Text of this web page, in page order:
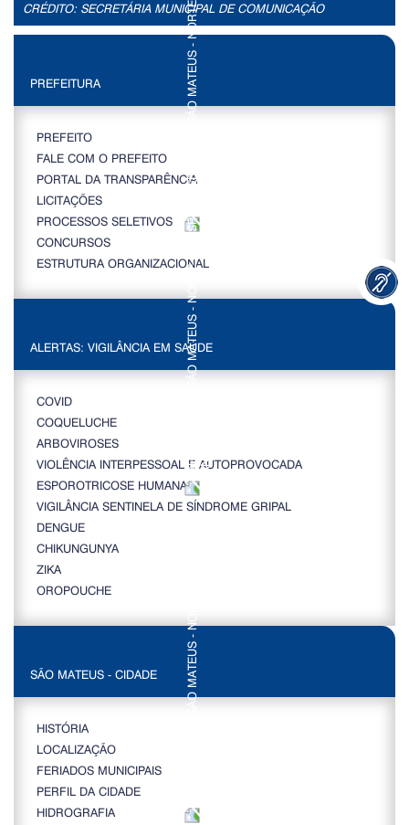
CRÉDITO: SECRETÁRIA MUNICIPAL DE COMUNICAÇÃO
PREFEITURA
PREFEITO
FALE COM O PREFEITO
PORTAL DA TRANSPARÊNCIA
LICITAÇÕES
PROCESSOS SELETIVOS
CONCURSOS
ESTRUTURA ORGANIZACIONAL
ALERTAS: VIGILÂNCIA EM SAÚDE
COVID
COQUELUCHE
ARBOVIROSES
VIOLÊNCIA INTERPESSOAL E AUTOPROVOCADA
ESPOROTRICOSE HUMANA
VIGILÂNCIA SENTINELA DE SÍNDROME GRIPAL
DENGUE
CHIKUNGUNYA
ZIKA
OROPOUCHE
SÃO MATEUS - CIDADE
HISTÓRIA
LOCALIZAÇÃO
FERIADOS MUNICIPAIS
PERFIL DA CIDADE
HIDROGRAFIA